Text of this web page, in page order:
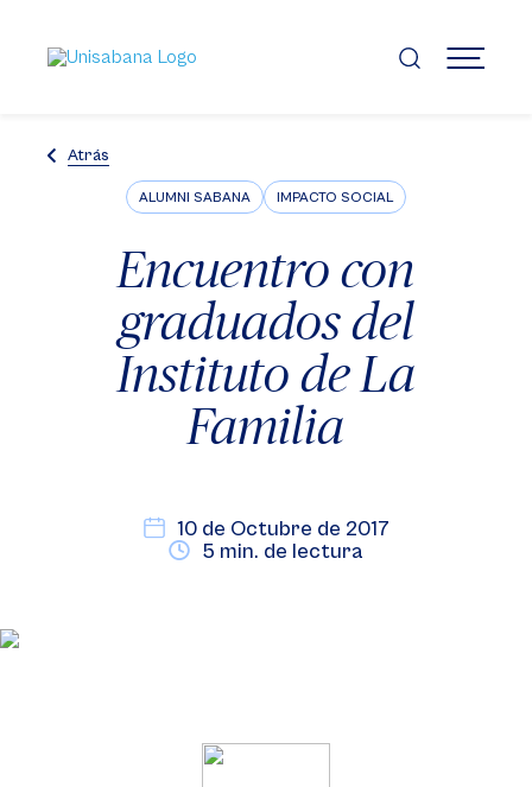
contenido
principal
MENÚ
Atrás
ALUMNI SABANA IMPACTO SOCIAL
Encuentro con
graduados del
Instituto de La
Familia
10 de Octubre de 2017
5 min. de lectura